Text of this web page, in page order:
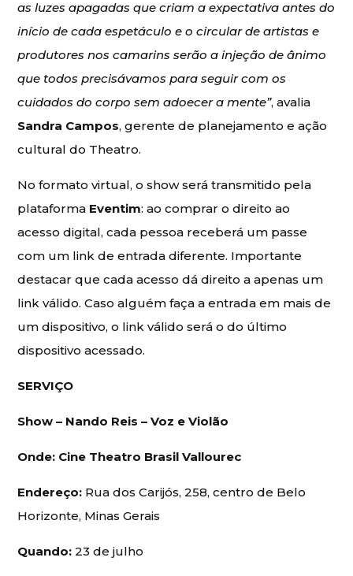
as luzes apagadas que criam a expectativa antes do
início de cada espetáculo e o circular de artistas e
produtores nos camarins serão a injeção de ânimo
que todos precisávamos para seguir com os
cuidados do corpo sem adoecer a mente”, avalia
Sandra Campos, gerente de planejamento e ação
cultural do Theatro.
No formato virtual, o show será transmitido pela
plataforma Eventim: ao comprar o direito ao
acesso digital, cada pessoa receberá um passe
com um link de entrada diferente. Importante
destacar que cada acesso dá direito a apenas um
link válido. Caso alguém faça a entrada em mais de
um dispositivo, o link válido será o do último
dispositivo acessado.
SERVIÇO
Show – Nando Reis – Voz e Violão
Onde: Cine Theatro Brasil Vallourec
Endereço: Rua dos Carijós, 258, centro de Belo
Horizonte, Minas Gerais
Quando: 23 de julho